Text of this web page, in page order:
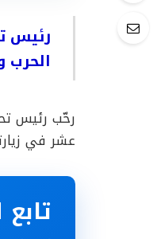
رئيس
الحرب
رحّب رئيس
عشر في
تابع ZNN على تيليغرام